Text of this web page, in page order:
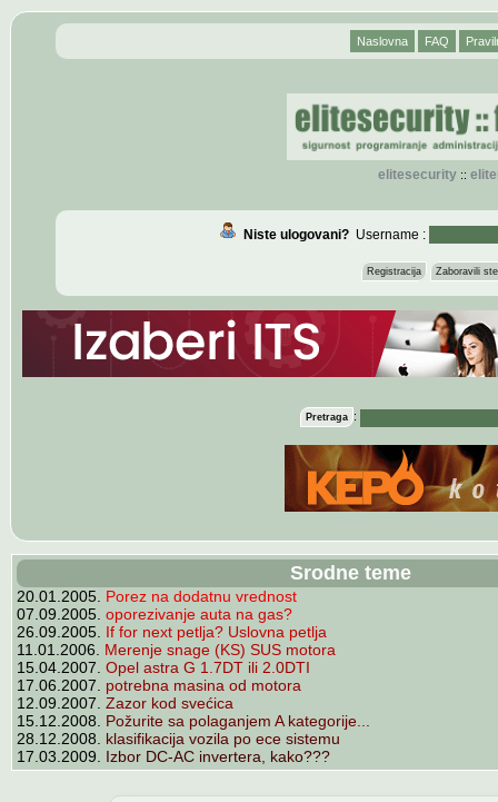
Naslovna FAQ
elitesecurity::
Niste ulogovani?Username :
Registracija Zaboravili
Pretraga :
Srodne teme
20.01.2005. Porez na dodatnu vrednost
07.09.2005. oporezivanje auta na gas?
26.09.2005. If for next petlja? Uslovna petlja
11.01.2006. Merenje snage (KS) SUS motora
15.04.2007. Opel astra G 1.7DT ili 2.0DTI
17.06.2007. potrebna masina od motora
12.09.2007. Zazor kod svećica
15.12.2008. Požurite sa polaganjem A kategorije...
28.12.2008. klasifikacija vozila po ece sistemu
17.03.2009. Izbor DC-AC invertera, kako???